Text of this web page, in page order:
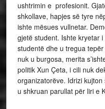
ushtrimin e profesionit.
shkollave, hapjes së tyre
ishte mësues vullnetar.
gjetë student. Ishte kryetar
studentë dhe u tregua
nuk u burgosa, merita
politik Xun Çeta, i cili nuk
organizatorëve. Idrizi
u shkruan parullat për liri e